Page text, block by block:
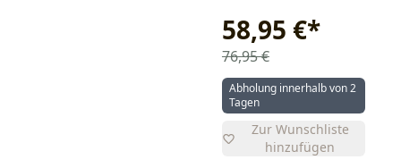
58,95 €*
76,95 €
Abholung innerhalb von 2
Tagen
Zur Wunschliste
hinzufügen